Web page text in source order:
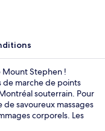
Mount Stephen !
de marche de points
souterrain. Pour
savoureux massages
corporels. Les